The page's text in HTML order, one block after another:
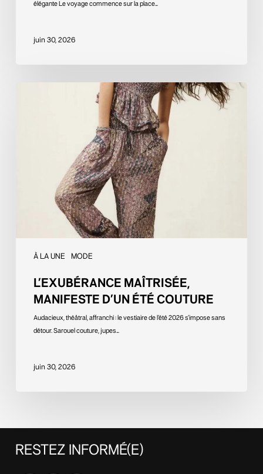
élégante Le voyage commence sur la place…
juin 30, 2026
À LA UNE MODE
L’EXUBÉRANCE MAÎTRISÉE,
MANIFESTE D’UN ÉTÉ COUTURE
Audacieux, théâtral, affranchi : le vestiaire de l’été 2026 s’impose sans
détour. Sarouel couture, jupes…
juin 30, 2026
RESTEZ INFORMÉ(E)